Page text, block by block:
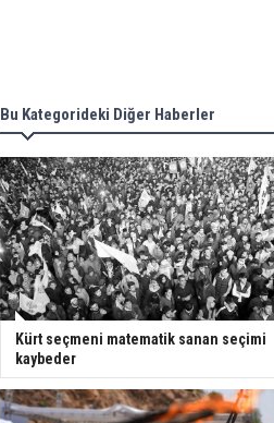
Bu Kategorideki Diğer Haberler
Kürt seçmeni matematik sanan seçimi
kaybeder